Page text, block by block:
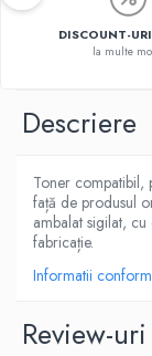
DISCOUNT-
la multe
Descriere
Toner compatibil,
față de produsul
ambalat sigilat,
fabricație.
Informatii
Review-uri